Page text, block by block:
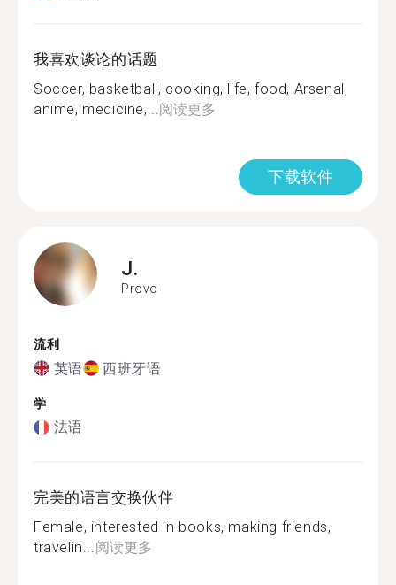
我喜欢谈论的话题
Soccer, basketball, cooking, life, food, Arsenal,
anime, medicine,...阅读更多
下载软件
J.
Provo
流利
英语 西班牙语
学
法语
完美的语言交换伙伴
Female, interested in books, making friends,
travelin...阅读更多